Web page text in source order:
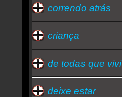
correndo atrás
criança
de todas que vivi
deixe estar